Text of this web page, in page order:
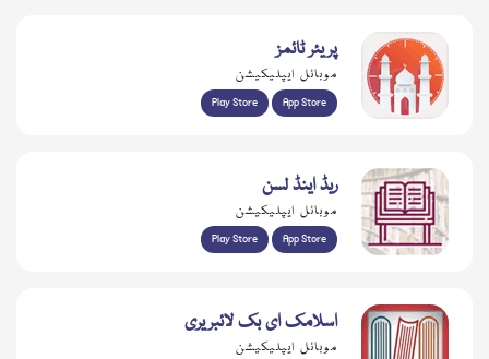
پریئر ٹائمز
موبائل ایپلیکیشن
Play Store App Store
ریڈ اینڈ لسن
موبائل ایپلیکیشن
Play Store App Store
اسلامک ای بک لائبریری
موبائل ایپلیکیشن